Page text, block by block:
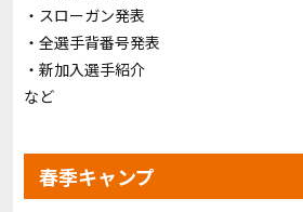
・スローガン発表
・全選手背番号発表
・新加入選手紹介
など
春季キャンプ